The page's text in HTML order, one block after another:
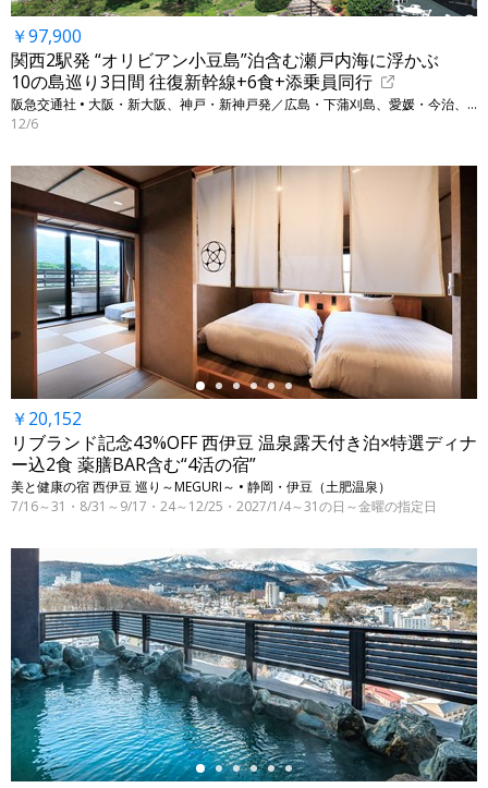
￥97,900
関西2駅発 “オリビアン小豆島”泊含む瀬戸内海に浮かぶ
10の島巡り3日間 往復新幹線+6食+添乗員同行
阪急交通社 • 大阪・新大阪、神戸・新神戸発／広島・下蒲刈島、愛媛・今治、香川・小豆島他
12/6
←
￥20,152
リブランド記念43%OFF 西伊豆 温泉露天付き泊×特選ディナ
ー込2食 薬膳BAR含む“4活の宿”
美と健康の宿 西伊豆 巡り～MEGURI～ • 静岡・伊豆（土肥温泉）
7/16～31・8/31～9/17・24～12/25・2027/1/4～31の日～金曜の指定日
←